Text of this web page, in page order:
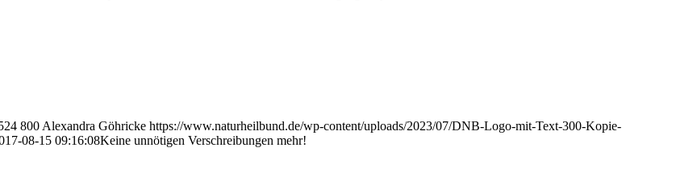
800 Alexandra Göhricke https://www.naturheilbund.de/wp-content/uploads/2023/07/DNB-Logo-mit-Text-300-Kopie-
08-15 09:16:08Keine unnötigen Verschreibungen mehr!